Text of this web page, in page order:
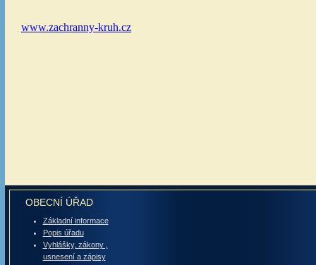
OBECNÍ ÚŘAD
Základní informace
Popis úřadu
Vyhlášky, zákony ,
usnesení a zápisy